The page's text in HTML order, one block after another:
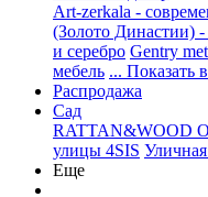
Art-zerkala -
(Золото Династии) -
и серебро Gentry
мебель ... Показать
Распродажа
Сад
RATTAN&WOOD
улицы 4SIS
Еще